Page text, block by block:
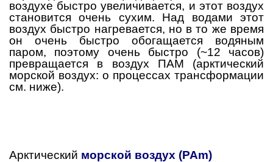
воздухе быстро увеличивается, и этот воздух
становится очень сухим. Над водами этот
воздух быстро нагревается, но в то же время
он очень быстро обогащается водяным
паром, поэтому очень быстро (~12 часов)
превращается в воздух ПАМ (арктический
морской воздух: о процессах трансформации
см. ниже).
Арктический морской воздух (PAm)